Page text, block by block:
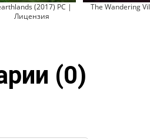
(2017) PC |
Лицензия
The Wandering
(0)